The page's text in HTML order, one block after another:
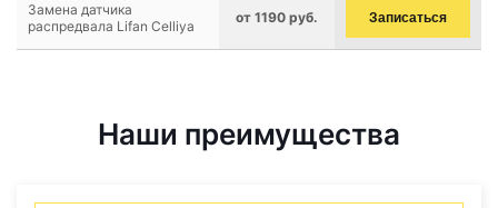
Замена датчика
распредвала Lifan Celliya
от 1190 руб. Записаться
Наши преимущества